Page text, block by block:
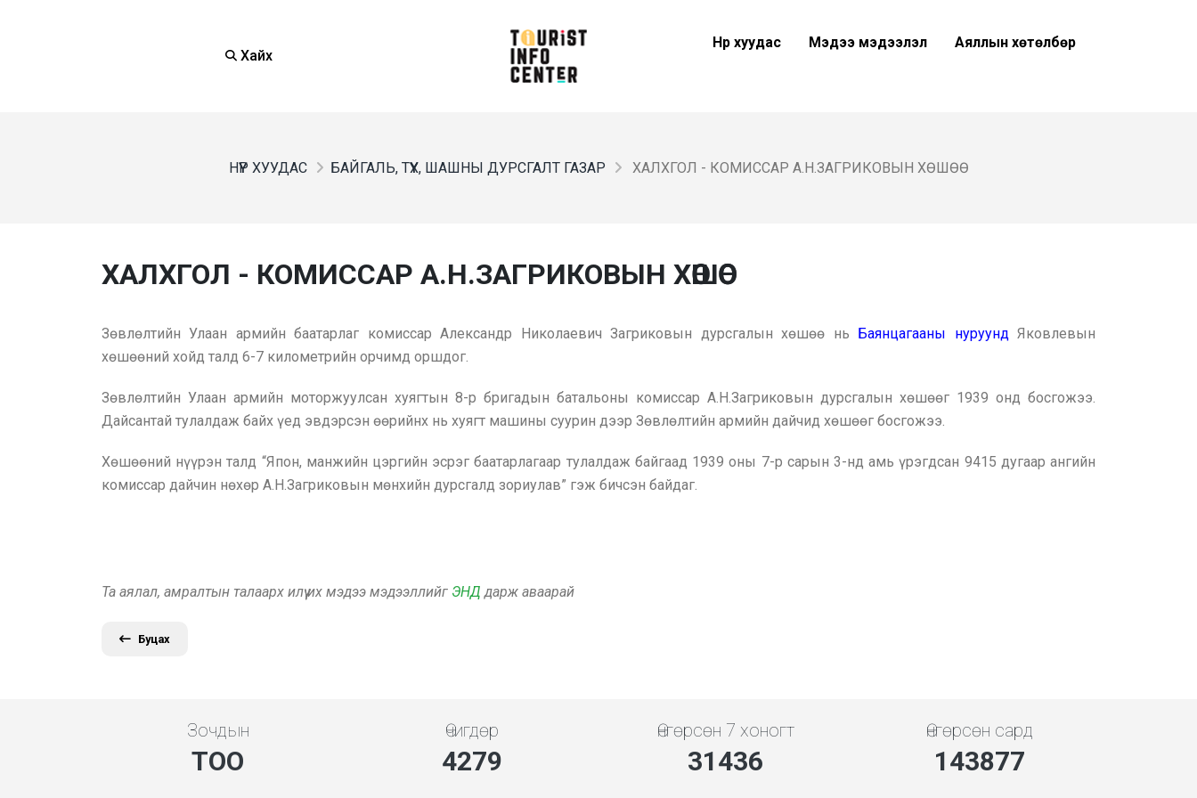
Хайх
Нүүр хуудас Мэдээ мэдээлэл Аяллын хөтөлбөр
НҮҮР ХУУДАС БАЙГАЛЬ, ТҮҮХ, ШАШНЫ ДУРСГАЛТ ГАЗАР ХАЛХГОЛ - КОМИССАР А.Н.ЗАГРИКОВЫН ХӨШӨӨ
ХАЛХГОЛ - КОМИССАР А.Н.ЗАГРИКОВЫН ХӨШӨӨ
Зөвлөлтийн Улаан армийн баатарлаг комиссар Александр Николаевич Загриковын дурсгалын хөшөө нь Баянцагааны нуруунд Яковлевын
хөшөөний хойд талд 6-7 километрийн орчимд оршдог.
Зөвлөлтийн Улаан армийн моторжуулсан хуягтын 8-р бригадын батальоны комиссар А.Н.Загриковын дурсгалын хөшөөг 1939 онд босгожээ.
Дайсантай тулалдаж байх үед эвдэрсэн өөрийнх нь хуягт машины суурин дээр Зөвлөлтийн армийн дайчид хөшөөг босгожээ.
Хөшөөний нүүрэн талд “Япон, манжийн цэргийн эсрэг баатарлагаар тулалдаж байгаад 1939 оны 7-р сарын 3-нд амь үрэгдсан 9415 дугаар ангийн
комиссар дайчин нөхөр А.Н.Загриковын мөнхийн дурсгалд зориулав” гэж бичсэн байдаг.
Та аялал, амралтын талаарх илүү их мэдээ мэдээллийг ЭНД дарж аваарай
Буцах
Зочдын
ТОО
Өчигдөр
4279
Өнгөрсөн 7 хоногт
31436
Өнгөрсөн сард
143877